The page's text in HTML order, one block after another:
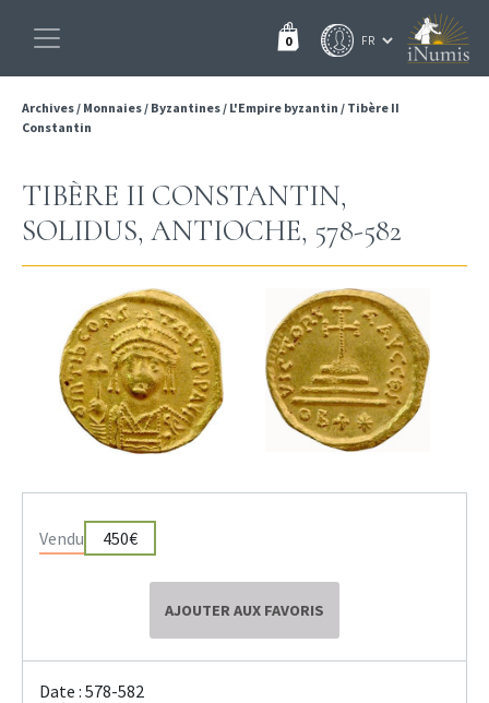
0
Archives/ Monnaies/ Byzantines/ L'Empire byzantin / Tibère II
Constantin
TIBÈRE II CONSTANTIN,
SOLIDUS, ANTIOCHE, 578-582
Vendu 450€
AJOUTER AUX FAVORIS
Date : 578-582